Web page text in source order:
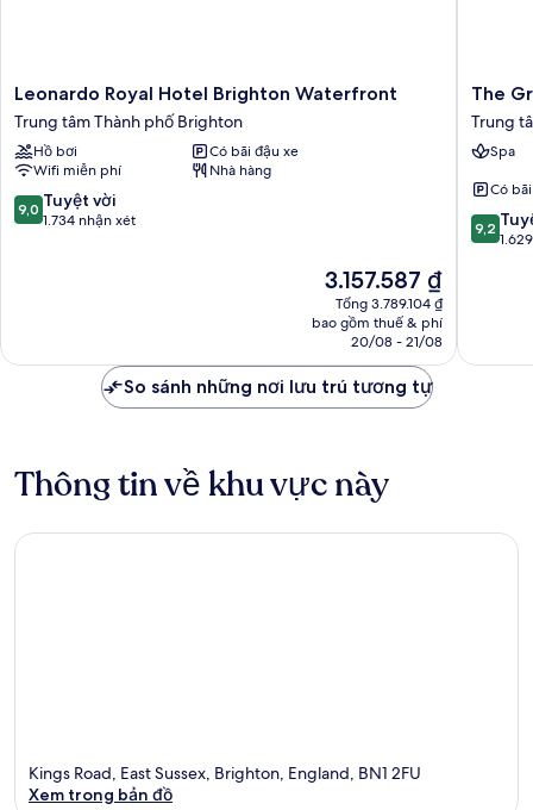
Leonardo
Royal
Hotel
Brighton
Waterfront
Trung
tâm
Leonardo Royal Hotel Brighton Waterfront
Trung tâm Thành phố Brighton
Hồ bơi
Có bãi đậu xe
Wifi miễn phí
Nhà hàng
9.0
trên
9,0 Tuyệt vời
1.734 nhận xét
Giá
hiện
tại
3.157.587 ₫
3.157.587 ₫
Tổng 3.789.104 ₫
bao gồm thuế & phí
20/08 - 21/08
The
Grand
Trung
Thành
phố
The
Trung
Spa
Có
9.2
trên
xét
9,2
So sánh những nơi lưu trú tương tự
Thông tin về khu vực này
Kings Road, East Sussex, Brighton, England, BN1 2FU
Xem trong bản đồ